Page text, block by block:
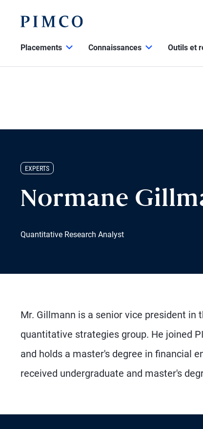
Placements Connaissances Outils et
EXPERTS
Normane
Quantitative Research Analyst
Mr. Gillmann is a senior vice president
quantitative strategies group. He joined
and holds a master's degree in financial
received undergraduate and master's